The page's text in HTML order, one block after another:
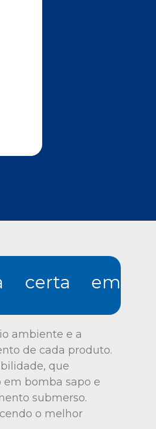
certa em
ambiente e a
de cada produto.
que
bomba sapo e
submerso.
o melhor